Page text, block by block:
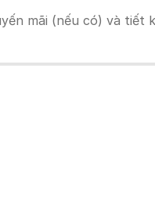
mãi (nếu có) và tiết